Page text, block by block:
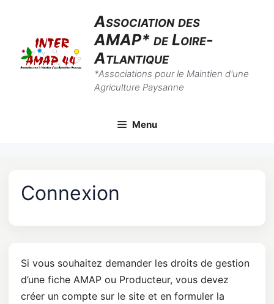
content
Association des
AMAP* de Loire-
Atlantique
*Associations pour le Maintien d'une
Agriculture Paysanne
Menu
Connexion
Si vous souhaitez demander les droits de gestion
d’une fiche AMAP ou Producteur, vous devez
créer un compte sur le site et en formuler la